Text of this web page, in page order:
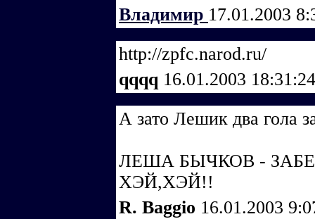
Владимир 17.01.2003
http://zpfc.narod.ru/
qqqq 16.01.2003
А зато Лешик два гола
ЛЕША БЫЧКОВ -
ХЭЙ,ХЭЙ!!
R. Baggio 16.01.2003